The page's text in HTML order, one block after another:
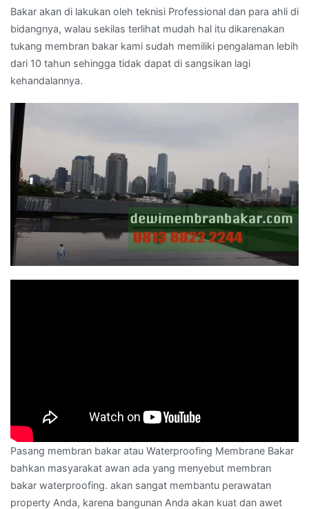
Bakar akan di lakukan oleh teknisi Professional dan para ahli di
bidangnya, walau sekilas terlihat mudah hal itu dikarenakan
tukang membran bakar kami sudah memiliki pengalaman lebih
dari 10 tahun sehingga tidak dapat di sangsikan lagi
kehandalannya.
Pasang membran bakar atau Waterproofing Membrane Bakar
bahkan masyarakat awan ada yang menyebut membran
bakar waterproofing. akan sangat membantu perawatan
property Anda, karena bangunan Anda akan kuat dan awet